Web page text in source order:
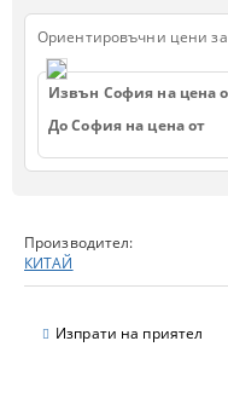
Производител:
КИТАЙ
Изпрати на приятел
Ориентировъчни цени за
Извън София на цена
До София на цена от